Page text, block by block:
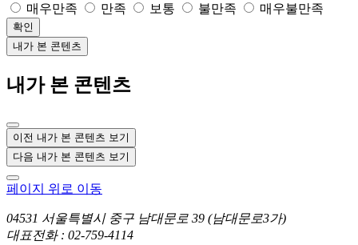
매우만족 만족 보통 불만족 매우불만족
확인
내가 본 콘텐츠
내가 본 콘텐츠
이전 내가 본 콘텐츠 보기
다음 내가 본 콘텐츠 보기
페이지 위로 이동
04531 서울특별시 중구 남대문로 39 (남대문로3가)
대표전화 : 02-759-4114